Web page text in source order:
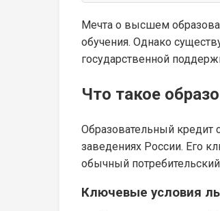
Мечта о высшем
обучения. Однако
государственной
Что такое
Образовательный кредит
заведениях России. Его
обычный
Ключевые условия